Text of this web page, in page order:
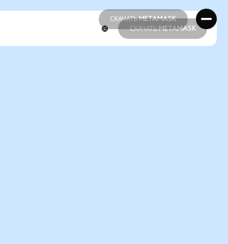
СКАЧАТЬ METAMASK
СКАЧАТЬ METAMASK
СКАЧАТЬ METAMASK